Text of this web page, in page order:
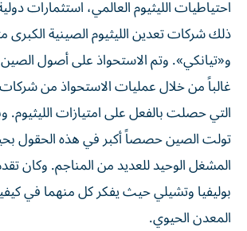
احتياطيات الليثيوم العالمي، استثمارات
ذلك شركات تعدين الليثيوم الصينية الكبرى
و«تيانكي». وتم الاستحواذ على أصول
غالباً من خلال عمليات الاستحواذ من شركات
التي حصلت بالفعل على امتيازات الليثيوم.
تولت الصين حصصاً أكبر في هذه الحقول
المشغل الوحيد للعديد من المناجم. وكان
بوليفيا وتشيلي حيث يفكر كل منهما في
المعدن الحيوي.